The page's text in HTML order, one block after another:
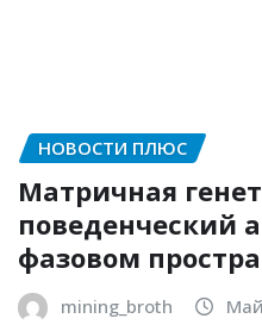
НОВОСТИ ПЛЮС
Матричная
поведенческий
фазовом
mining_broth